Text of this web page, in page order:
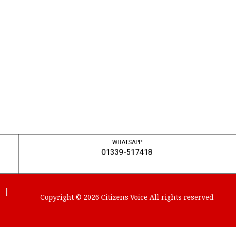
WHATSAPP
01339-517418
Copyright © 2026 Citizens Voice All rights reserved